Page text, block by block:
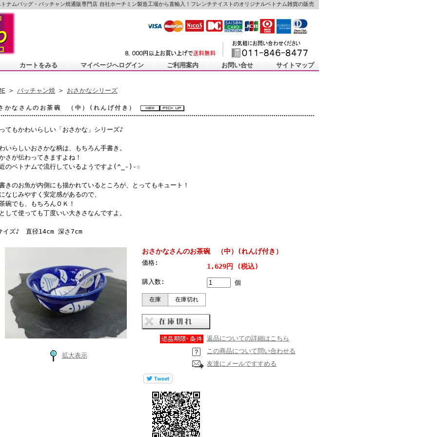
ナムバッグ・バッチャン焼通販専門店 自社ホーチミン製造工場から直輸入！フレンチテイストのオリジナルベトナム雑貨の販売
カートをみる マイページへログイン ご利用案内 お問い合せ サイトマップ
> バッチャン焼 > おさかなシリーズ
かなさんのお茶碗 （中）(れんげ付き）
てもかわいらしい「おさかな」シリーズ♪
いらしいおさかな柄は、もちろん手書き。
さが伝わってきますよね！
のベトナムで流行しているようですよ(^_-)-☆
きのお魚が内側にも描かれているところが、とってもキュート！
なじみやすく安定感があるので、
碗でも、もちろんＯＫ！
して使っても丁度いい大きさなんですよ。
イズ♪ 直径14cm 深さ7cm
拡大表示
おさかなさんのお茶碗 （中）(れんげ付き）
価格: 1,629円 (税込)
購入数: 個
在庫 在庫切れ
返品についての詳細はこちら
この商品について問い合わせる
友達にメールですすめる